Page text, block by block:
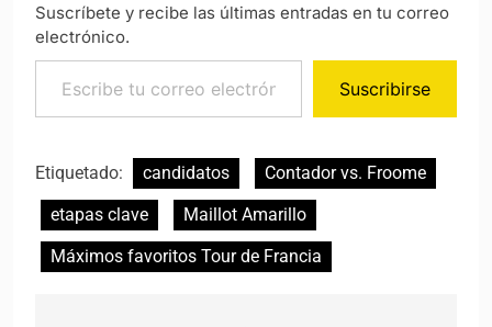
Suscríbete y recibe las últimas entradas en tu correo
electrónico.
Escribe tu correo electrónico…
Suscribirse
Etiquetado: candidatos
Contador vs. Froome
etapas clave
Maillot Amarillo
Máximos favoritos Tour de Francia